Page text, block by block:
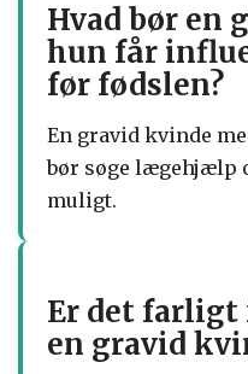
Hvad bør en
hun får
før fødslen?
En gravid kvinde
bør søge lægehjælp
muligt.
Er det farligt
en gravid